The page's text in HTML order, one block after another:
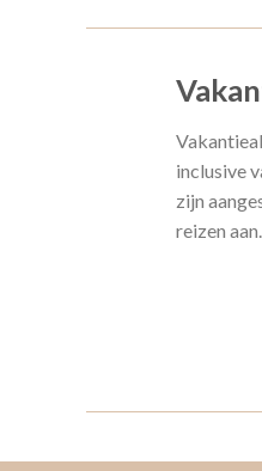
inclusive
zijn
reizen aan.